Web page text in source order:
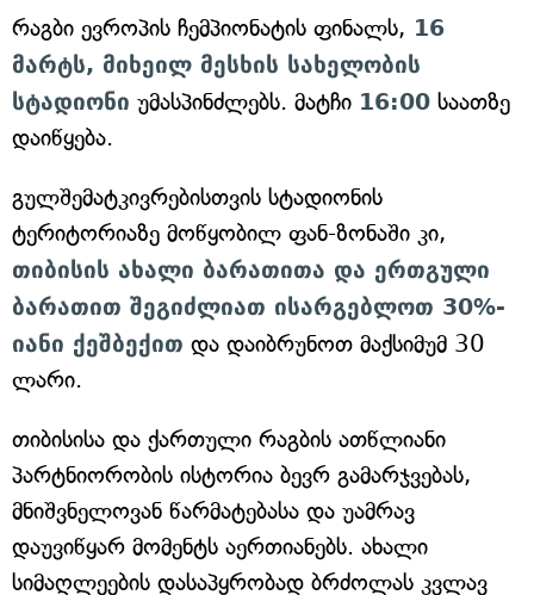
რაგბი ევროპის ჩემპიონატის ფინალს, 16
მარტს, მიხეილ მესხის სახელობის
სტადიონი უმასპინძლებს. მატჩი 16:00 საათზე
დაიწყება.
გულშემატკივრებისთვის სტადიონის
ტერიტორიაზე მოწყობილ ფან-ზონაში კი,
თიბისის ახალი ბარათითა და ერთგული
ბარათით შეგიძლიათ ისარგებლოთ 30%-
იანი ქეშბექით და დაიბრუნოთ მაქსიმუმ 30
ლარი.
თიბისისა და ქართული რაგბის ათწლიანი
პარტნიორობის ისტორია ბევრ გამარჯვებას,
მნიშვნელოვან წარმატებასა და უამრავ
დაუვიწყარ მომენტს აერთიანებს. ახალი
სიმაღლეების დასაპყრობად ბრძოლას კვლავ